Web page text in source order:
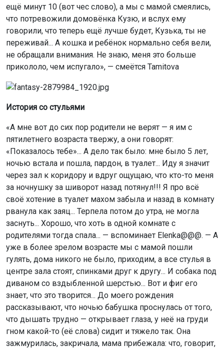
ещё минут 10 (вот чес слово), а мы с мамой смеялись,
что потревожили домовёнка Кузю, и вслух ему
говорили, что теперь ещё лучше будет, Кузька, ты не
переживай... А кошка и ребёнок нормально себя вели,
не обращали внимания. Не знаю, меня это больше
прикололо, чем испугало», — смеётся Tamitova
История со стульями
«А мне вот до сих пор родители не верят — я им с
пятилетнего возраста твержу, а они говорят:
«Показалось тебе»... А дело так было: мне было 5 лет,
ночью встала и пошла, пардон, в туалет... Иду я значит
через зал к коридору и вдруг ощущаю, что кто-то меня
за ночнушку за шиворот назад потянул!!! Я про всё
своё хотение в туалет махом забыла и назад в комнату
рванула как заяц... Терпела потом до утра, не могла
заснуть... Хорошо, что хоть в одной комнате с
родителями тогда спала... — вспоминает Elenka@@@. — А
уже в более зрелом возрасте мы с мамой пошли
гулять, дома никого не было, приходим, а все стулья в
центре зала стоят, спинками друг к другу... И собака под
диваном со вздыбленной шерстью... Вот и фиг его
знает, что это творится... До моего рождения
рассказывают, что ночью бабушка проснулась от того,
что дышать трудно — открывает глаза, у неё на груди
гном какой-то (её слова) сидит и тяжело так. Она
зажмурилась, закричала, мама прибежала: что, говорит,